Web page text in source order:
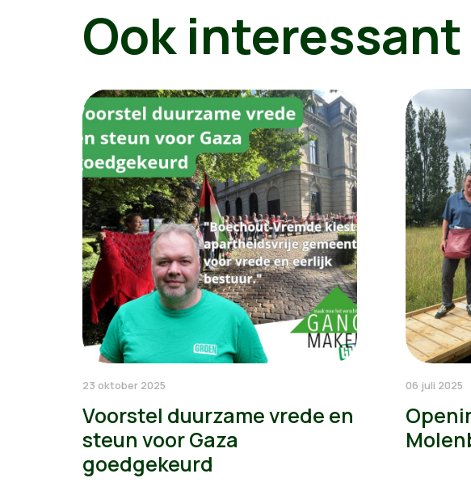
Ook interessant
23 oktober 2025
Voorstel duurzame vrede en
steun voor Gaza
goedgekeurd
06 juli 2025